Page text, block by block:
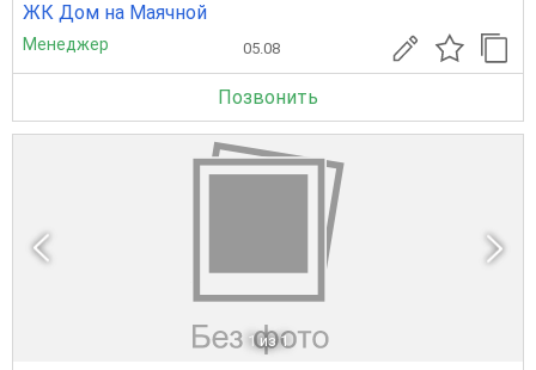
ЖК Дом на Маячной
Менеджер 05.08
Позвонить
1 из 1